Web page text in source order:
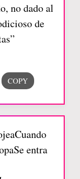
no dado al
de
entra